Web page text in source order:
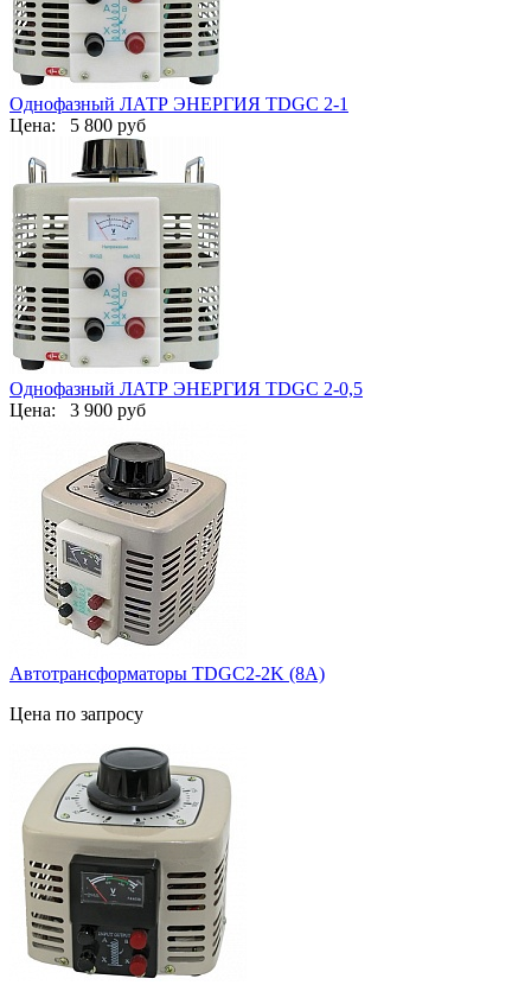
Однофазный ЛАТР ЭНЕРГИЯ TDGC 2-1
Цена: 5 800 руб
Однофазный ЛАТР ЭНЕРГИЯ TDGC 2-0,5
Цена: 3 900 руб
Автотрансформаторы TDGC2-2K (8А)
Цена по запросу